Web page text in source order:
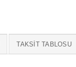
TAKSIT TABLOSU